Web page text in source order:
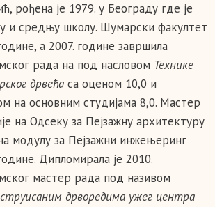
рођена је 1979. у Београду где је
и средњу школу. Шумарски факултет
a 2007. године завршила
рада на под насловом Технике
дрвећа са оценом 10,0 и
на основним студијама 8,0. Мастер
на Одсеку за Пејзажну архитектуру
модулу за Пејзажни инжењеринг
Дипломирала је 2010.
мастер рада под називом
дрворедима ужег центра